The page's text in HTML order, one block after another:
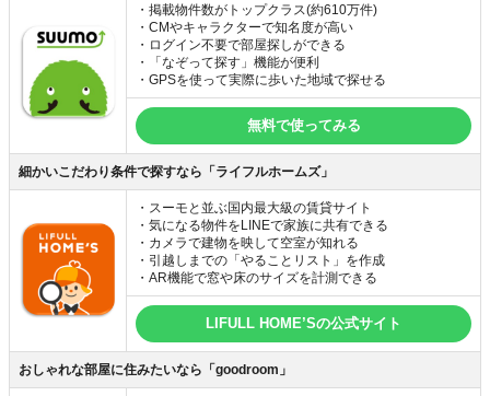
・掲載物件数がトップクラス(約610万件)
・CMやキャラクターで知名度が高い
・ログイン不要で部屋探しができる
・「なぞって探す」機能が便利
・GPSを使って実際に歩いた地域で探せる
無料で使ってみる
細かいこだわり条件で探すなら「ライフルホームズ」
・スーモと並ぶ国内最大級の賃貸サイト
・気になる物件をLINEで家族に共有できる
・カメラで建物を映して空室が知れる
・引越しまでの「やることリスト」を作成
・AR機能で窓や床のサイズを計測できる
LIFULL HOME’Sの公式サイト
おしゃれな部屋に住みたいなら「goodroom」